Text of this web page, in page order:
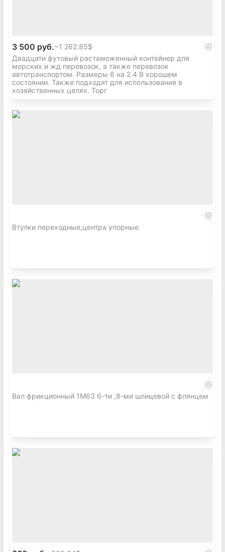
3 500 руб.~1 262.85$
Двадцати футовый растаможенный контейнер для
морских и жд перевозок, а также перевозок
автотранспортом. Размеры 6 на 2.4 В хорошем
состоянии. Также подходят для использования в
хозяйственных целях. Торг
Втулки переходные,центра упорные
Вал фрикционный 1М63 6-ти ,8-ми шлицевой с флянцем